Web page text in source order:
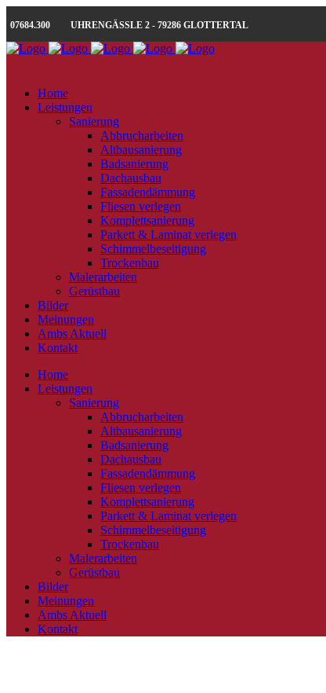
07684.300 UHRENGÄSSLE 2 - 79286 GLOTTERTAL
Home
Leistungen
Sanierung
Abbrucharbeiten
Altbausanierung
Badsanierung
Dachausbau
Fassadendämmung
Fliesen verlegen
Komplettsanierung
Parkett & Laminat verlegen
Schimmelbeseitigung
Trockenbau
Malerarbeiten
Gerüstbau
Bilder
Meinungen
Ambs Aktuell
Kontakt
Home
Leistungen
Sanierung
Abbrucharbeiten
Altbausanierung
Badsanierung
Dachausbau
Fassadendämmung
Fliesen verlegen
Komplettsanierung
Parkett & Laminat verlegen
Schimmelbeseitigung
Trockenbau
Malerarbeiten
Gerüstbau
Bilder
Meinungen
Ambs Aktuell
Kontakt